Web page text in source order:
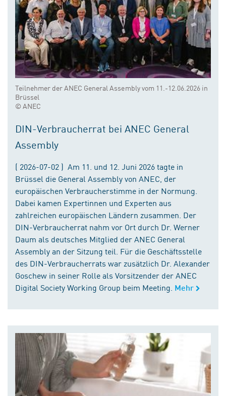
Teilnehmer der ANEC General Assembly vom 11.-12.06.2026 in
Brüssel
© ANEC
DIN-Verbraucherrat bei ANEC General
Assembly
( 2026-07-02 ) Am 11. und 12. Juni 2026 tagte in
Brüssel die General Assembly von ANEC, der
europäischen Verbraucherstimme in der Normung.
Dabei kamen Expertinnen und Experten aus
zahlreichen europäischen Ländern zusammen. Der
DIN-Verbraucherrat nahm vor Ort durch Dr. Werner
Daum als deutsches Mitglied der ANEC General
Assembly an der Sitzung teil. Für die Geschäftsstelle
des DIN-Verbraucherrats war zusätzlich Dr. Alexander
Goschew in seiner Rolle als Vorsitzender der ANEC
Digital Society Working Group beim Meeting. Mehr